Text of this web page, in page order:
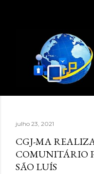
julho 23, 2021
CGJ-MA
COMUNITÁRIO
SÃO LUÍS